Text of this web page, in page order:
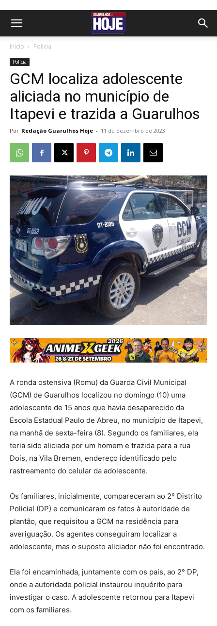
Início Polícia
Polícia
GCM localiza adolescente
aliciada no município de
Itapevi e trazida a Guarulhos
Por Redação Guarulhos Hoje - 11 de dezembro de 2023
A ronda ostensiva (Romu) da Guarda Civil Municipal
(GCM) de Guarulhos localizou no domingo (10) uma
adolescente de 15 anos que havia desaparecido da
Escola Estadual Paulo de Abreu, no município de Itapevi,
na manhã de sexta-feira (8). Segundo os familiares, ela
teria sido aliciada por um homem e trazida para a rua
Dois, na Vila Bremen, endereço identificado pelo
rastreamento do celular da adolescente.
Os familiares, inicialmente, compareceram ao 2° Distrito
Policial (DP) e comunicaram os fatos à autoridade de
plantão, que requisitou a GCM na residência para
averiguação. Os agentes conseguiram localizar a
adolescente, mas o suposto aliciador não foi encontrado.
Ela foi encaminhada, juntamente com os pais, ao 2° DP,
onde a autoridade policial instaurou inquérito para
investigar o caso. A adolescente retornou para Itapevi
com os familiares.